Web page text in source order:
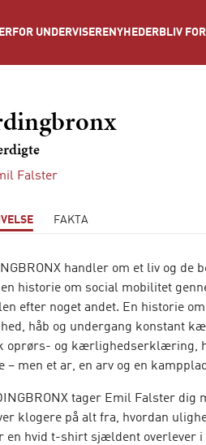
FOR UNDERVISERE NYHEDER BLIV
Falster
FAKTA
handler om et liv og de
en historie om social mobilitet
efter noget andet. En historie
håb og undergang konstant
oprørs- og kærlighedserklæring,
– men et ar, en arv og en
tager Emil Falster
klogere på alt fra, hvordan
en hvid t-shirt sjældent overlever